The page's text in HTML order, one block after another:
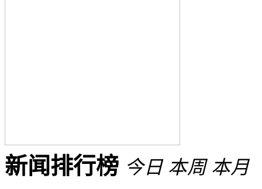
新闻排行榜 今日 本周 本月